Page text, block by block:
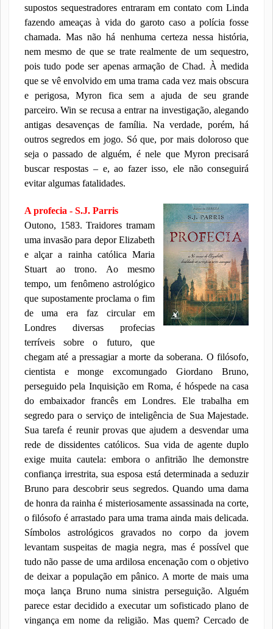
supostos sequestradores entraram em contato com Linda
fazendo ameaças à vida do garoto caso a polícia fosse
chamada. Mas não há nenhuma certeza nessa história,
nem mesmo de que se trate realmente de um sequestro,
pois tudo pode ser apenas armação de Chad. À medida
que se vê envolvido em uma trama cada vez mais obscura
e perigosa, Myron fica sem a ajuda de seu grande
parceiro. Win se recusa a entrar na investigação, alegando
antigas desavenças de família. Na verdade, porém, há
outros segredos em jogo. Só que, por mais doloroso que
seja o passado de alguém, é nele que Myron precisará
buscar respostas – e, ao fazer isso, ele não conseguirá
evitar algumas fatalidades.
A profecia - S.J. Parris
Outono, 1583. Traidores tramam
uma invasão para depor Elizabeth
e alçar a rainha católica Maria
Stuart ao trono. Ao mesmo
tempo, um fenômeno astrológico
que supostamente proclama o fim
de uma era faz circular em
Londres diversas profecias
terríveis sobre o futuro, que
chegam até a pressagiar a morte da soberana. O filósofo,
cientista e monge excomungado Giordano Bruno,
perseguido pela Inquisição em Roma, é hóspede na casa
do embaixador francês em Londres. Ele trabalha em
segredo para o serviço de inteligência de Sua Majestade.
Sua tarefa é reunir provas que ajudem a desvendar uma
rede de dissidentes católicos. Sua vida de agente duplo
exige muita cautela: embora o anfitrião lhe demonstre
confiança irrestrita, sua esposa está determinada a seduzir
Bruno para descobrir seus segredos. Quando uma dama
de honra da rainha é misteriosamente assassinada na corte,
o filósofo é arrastado para uma trama ainda mais delicada.
Símbolos astrológicos gravados no corpo da jovem
levantam suspeitas de magia negra, mas é possível que
tudo não passe de uma ardilosa encenação com o objetivo
de deixar a população em pânico. A morte de mais uma
moça lança Bruno numa sinistra perseguição. Alguém
parece estar decidido a executar um sofisticado plano de
vingança em nome da religião. Mas quem? Cercado de